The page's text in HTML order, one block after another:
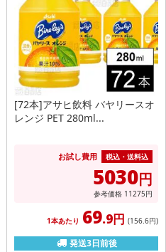
[72本]アサヒ飲料 バヤリースオ
レンジ PET 280ml...
お試し費用 税込・送料込
5030円
参考価格 11275円
1本あたり 69.9円 (156.6円)
発送3日前後